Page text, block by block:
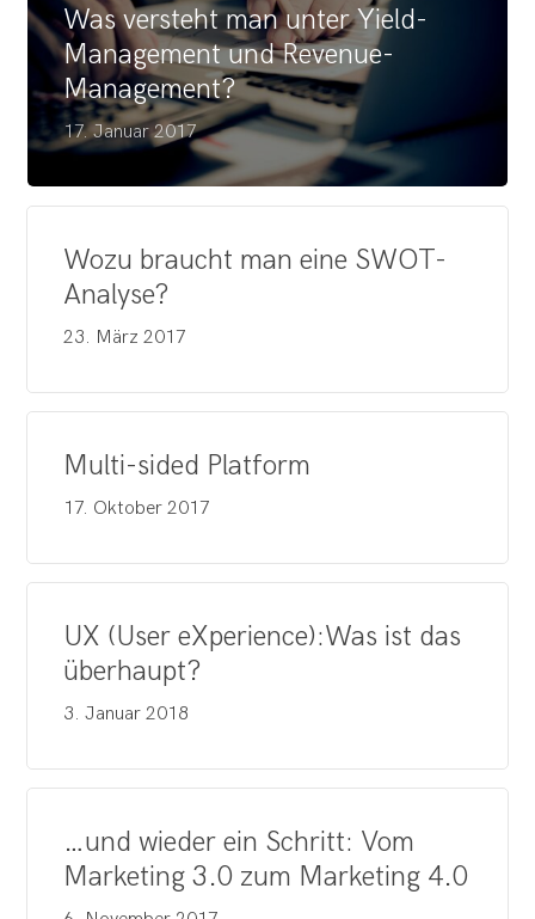
Was versteht man unter Yield-
Management und Revenue-
Management?
17. Januar 2017
Wozu braucht man eine SWOT-
Analyse?
23. März 2017
Multi-sided Platform
17. Oktober 2017
UX (User eXperience):Was ist das
überhaupt?
3. Januar 2018
…und wieder ein Schritt: Vom
Marketing 3.0 zum Marketing 4.0